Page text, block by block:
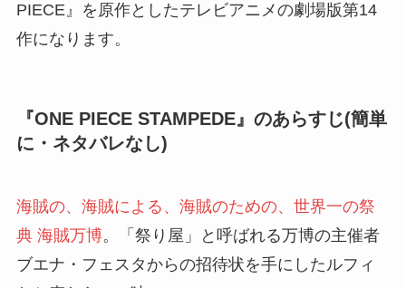
PIECE』を原作としたテレビアニメの劇場版第14
作になります。
『ONE PIECE STAMPEDE』のあらすじ(簡単
に・ネタバレなし)
海賊の、海賊による、海賊のための、世界一の祭
典 海賊万博。「祭り屋」と呼ばれる万博の主催者
ブエナ・フェスタからの招待状を手にしたルフィ